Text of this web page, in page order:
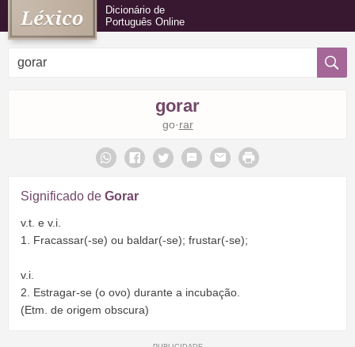
Dicionário de
Português Online
gorar
go·rar
Significado de Gorar
v.t. e v.i.
1. Fracassar(-se) ou baldar(-se); frustar(-se);
v.i.
2. Estragar-se (o ovo) durante a incubação.
(Etm. de origem obscura)